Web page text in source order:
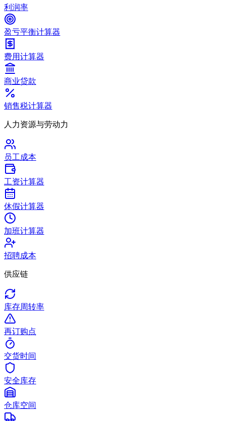
利润率
盈亏平衡计算器
费用计算器
商业贷款
销售税计算器
人力资源与劳动力
员工成本
工资计算器
休假计算器
加班计算器
招聘成本
供应链
库存周转率
再订购点
交货时间
安全库存
仓库空间